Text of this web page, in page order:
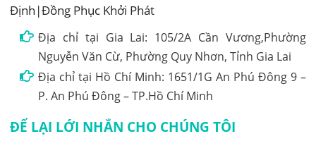
Định|Đồng Phục Khởi Phát
Địa chỉ tại Gia Lai: 105/2A Cần Vương,Phường
Nguyễn Văn Cừ, Phường Quy Nhơn, Tỉnh Gia Lai
Địa chỉ tại Hồ Chí Minh: 1651/1G An Phú Đông 9 –
P. An Phú Đông – TP.Hồ Chí Minh
ĐỂ LẠI LỚI NHẮN CHO CHÚNG TÔI